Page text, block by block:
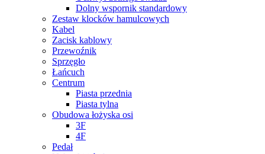
Dolny wspornik standardowy
Zestaw klocków hamulcowych
Kabel
Zacisk kablowy
Przewoźnik
Sprzęgło
Łańcuch
Centrum
Piasta przednia
Piasta tylna
Obudowa łożyska osi
3F
4F
Pedał